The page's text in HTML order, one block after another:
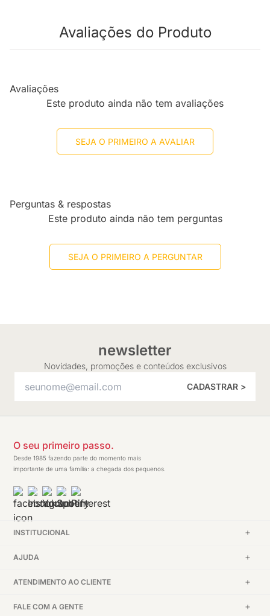
Avaliações do Produto
Avaliações
Este produto ainda não tem avaliações
SEJA O PRIMEIRO A AVALIAR
Perguntas & respostas
Este produto ainda não tem perguntas
SEJA O PRIMEIRO A PERGUNTAR
newsletter
Novidades, promoções e conteúdos exclusivos
CADASTRAR >
O seu primeiro passo.
Desde 1985 fazendo parte do momento mais
importante de uma família: a chegada dos pequenos.
INSTITUCIONAL
AJUDA
ATENDIMENTO AO CLIENTE
FALE COM A GENTE